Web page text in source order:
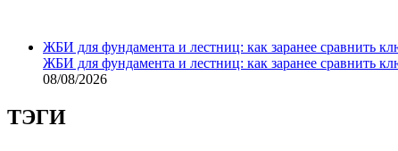
ЖБИ для фундамента и лестниц: как заранее сравнить
ЖБИ для фундамента и лестниц: как заранее сравнить
08/08/2026
ТЭГИ